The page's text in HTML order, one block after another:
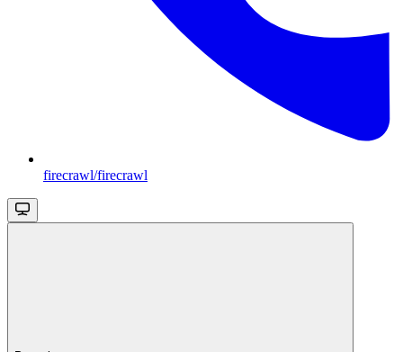
firecrawl/firecrawl